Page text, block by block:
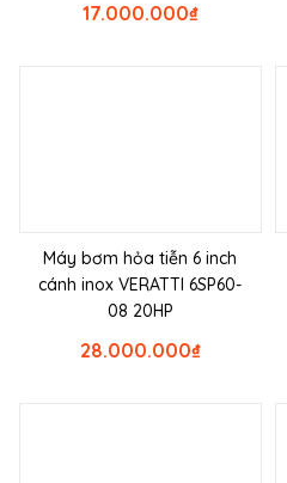
₫
17.000.000
Máy bơm hỏa tiễn 6 inch
cánh inox VERATTI 6SP60-
08 20HP
₫
28.000.000